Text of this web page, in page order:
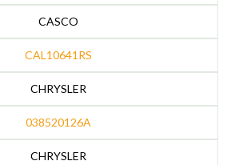
CASCO
CAL10641RS
CHRYSLER
038520126A
CHRYSLER